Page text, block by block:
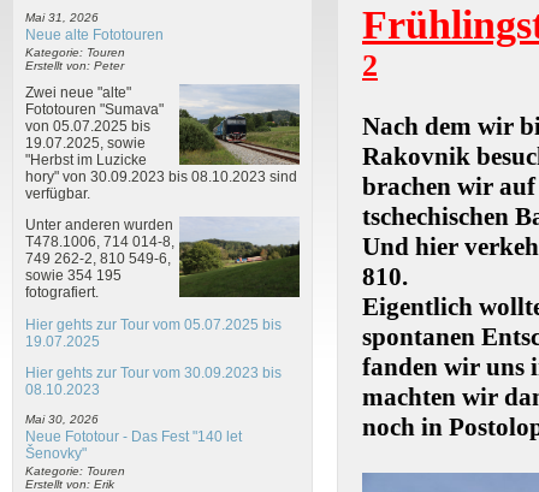
Mai 31, 2026
Neue alte Fototouren
Kategorie: Touren
Erstellt von: Peter
Zwei neue "alte"
Fototouren "Sumava"
von 05.07.2025 bis
19.07.2025, sowie
"Herbst im Luzicke
hory" von 30.09.2023 bis 08.10.2023 sind
verfügbar.
Unter anderen wurden
T478.1006, 714 014-8,
749 262-2, 810 549-6,
sowie 354 195
fotografiert.
Hier gehts zur Tour vom 05.07.2025 bis
19.07.2025
Hier gehts zur Tour vom 30.09.2023 bis
08.10.2023
Mai 30, 2026
Neue Fototour - Das Fest "140 let
Šenovky"
Kategorie: Touren
Erstellt von: Erik
2
Nach dem wir
Rakovnik
brachen wir
tschechischen
Und hier
810.
Eigentlich
spontanen
fanden wir uns
machten wir
noch in